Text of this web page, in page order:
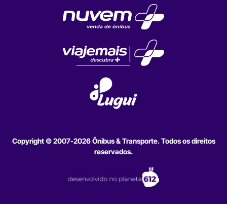
Copyright © 2007-2026 Ônibus & Transporte. Todos os direitos
reservados.